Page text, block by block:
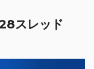
スレッド